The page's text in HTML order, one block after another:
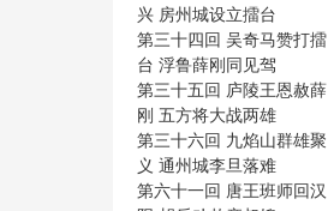
兴 房州城设立擂台
第三十四回 吴奇马赞打擂
台 浮鲁薛刚同见驾
第三十五回 庐陵王恩赦薛
刚 五方将大战两雄
第三十六回 九焰山群雄聚
义 通州城李旦落难
第六十一回 唐王班师回汉